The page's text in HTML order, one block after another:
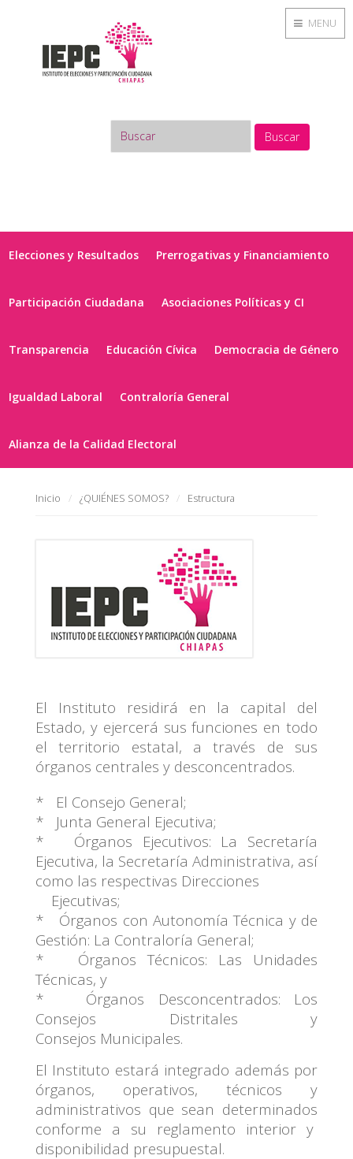
Buscar
Elecciones y Resultados Prerrogativas y Financiamiento
Participación Ciudadana Asociaciones Políticas y CI
Transparencia Educación Cívica Democracia de Género
Igualdad Laboral Contraloría General
Alianza de la Calidad Electoral
Inicio ¿QUIÉNES SOMOS? Estructura
El Instituto residirá en la capital del
Estado, y ejercerá sus funciones en todo
el territorio estatal, a través de sus
órganos centrales y desconcentrados.
* El Consejo General;
* Junta General Ejecutiva;
* Órganos Ejecutivos: La Secretaría
Ejecutiva, la Secretaría Administrativa, así
como las respectivas Direcciones
Ejecutivas;
* Órganos con Autonomía Técnica y de
Gestión: La Contraloría General;
* Órganos Técnicos: Las Unidades
Técnicas, y
* Órganos Desconcentrados: Los
Consejos Distritales y
Consejos Municipales.
El Instituto estará integrado además por
órganos, operativos, técnicos y
administrativos que sean determinados
conforme a su reglamento interior y
disponibilidad presupuestal.
MENU